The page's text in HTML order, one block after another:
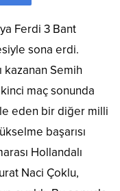
Ferdi 3 Bant
sona erdi.
kazanan Semih
maç sonunda
eden bir diğer milli
başarısı
Hollandalı
Naci Çoklu,